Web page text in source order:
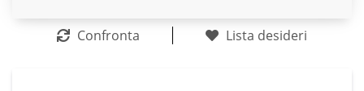
Confronta Lista desideri